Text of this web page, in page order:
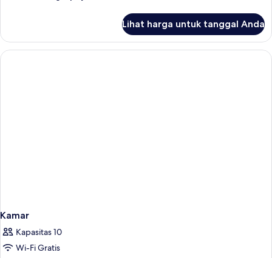
Garden
Villa
(Twin)
Lihat harga untuk tanggal Anda
Kamar
Kapasitas 10
Wi-Fi Gratis